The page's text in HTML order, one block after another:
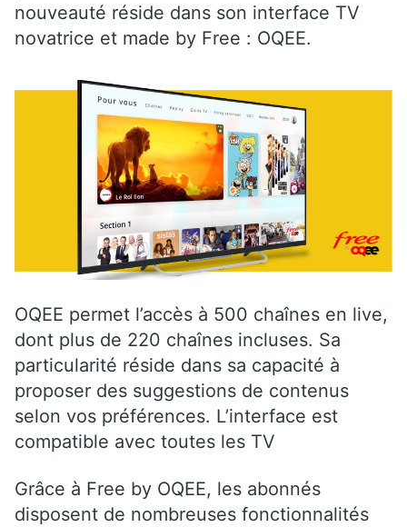
nouveauté réside dans son interface TV
novatrice et made by Free : OQEE.
OQEE permet l’accès à 500 chaînes en live,
dont plus de 220 chaînes incluses. Sa
particularité réside dans sa capacité à
proposer des suggestions de contenus
selon vos préférences. L’interface est
compatible avec toutes les TV
Grâce à Free by OQEE, les abonnés
disposent de nombreuses fonctionnalités